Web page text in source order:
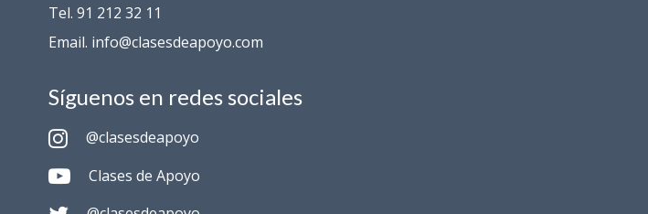
Tel. 91 212 32 11
Email. info@clasesdeapoyo.com
Síguenos en redes sociales
@clasesdeapoyo
Clases de Apoyo